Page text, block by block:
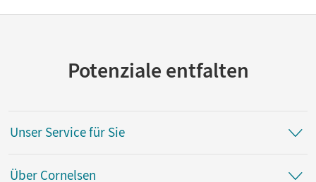
Potenziale entfalten
Unser Service für Sie
Über Cornelsen